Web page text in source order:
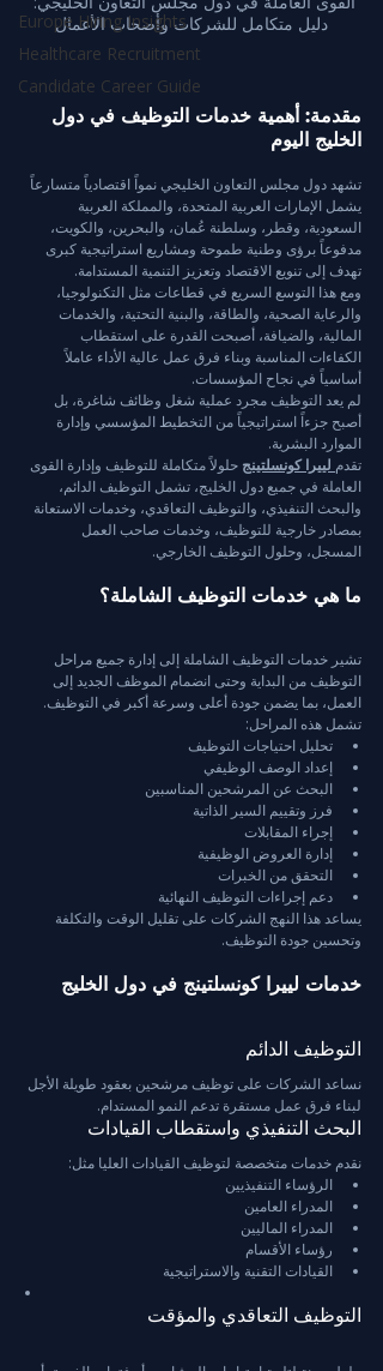
Europe Hiring Insights
Healthcare Recruitment
Candidate Career Guide
دليل متكامل للشركات وأصحاب الأعمال
مقدمة: أهمية خدمات التوظيف في دول
الخليج اليوم
تشهد دول مجلس التعاون الخليجي نمواً اقتصادياً متسارعاً
يشمل الإمارات العربية المتحدة، والمملكة العربية
السعودية، وقطر، وسلطنة عُمان، والبحرين، والكويت،
مدفوعاً برؤى وطنية طموحة ومشاريع استراتيجية كبرى
تهدف إلى تنويع الاقتصاد وتعزيز التنمية المستدامة.
ومع هذا التوسع السريع في قطاعات مثل التكنولوجيا،
والرعاية الصحية، والطاقة، والبنية التحتية، والخدمات
المالية، والضيافة، أصبحت القدرة على استقطاب
الكفاءات المناسبة وبناء فرق عمل عالية الأداء عاملاً
أساسياً في نجاح المؤسسات.
لم يعد التوظيف مجرد عملية شغل وظائف شاغرة، بل
أصبح جزءاً استراتيجياً من التخطيط المؤسسي وإدارة
الموارد البشرية.
تقدم لييرا كونسلتينج حلولاً متكاملة للتوظيف وإدارة القوى
العاملة في جميع دول الخليج، تشمل التوظيف الدائم،
والبحث التنفيذي، والتوظيف التعاقدي، وخدمات الاستعانة
بمصادر خارجية للتوظيف، وخدمات صاحب العمل
المسجل، وحلول التوظيف الخارجي.
ما هي خدمات التوظيف الشاملة؟
تشير خدمات التوظيف الشاملة إلى إدارة جميع مراحل
التوظيف من البداية وحتى انضمام الموظف الجديد إلى
العمل، بما يضمن جودة أعلى وسرعة أكبر في التوظيف.
تشمل هذه المراحل:
تحليل احتياجات التوظيف
إعداد الوصف الوظيفي
البحث عن المرشحين المناسبين
فرز وتقييم السير الذاتية
إجراء المقابلات
إدارة العروض الوظيفية
التحقق من الخبرات
دعم إجراءات التوظيف النهائية
يساعد هذا النهج الشركات على تقليل الوقت والتكلفة
وتحسين جودة التوظيف.
خدمات لييرا كونسلتينج في دول الخليج
التوظيف الدائم
نساعد الشركات على توظيف مرشحين بعقود طويلة الأجل
لبناء فرق عمل مستقرة تدعم النمو المستدام.
البحث التنفيذي واستقطاب القيادات
نقدم خدمات متخصصة لتوظيف القيادات العليا مثل:
الرؤساء التنفيذيين
المدراء العامين
المدراء الماليين
رؤساء الأقسام
القيادات التقنية والاستراتيجية
التوظيف التعاقدي والمؤقت